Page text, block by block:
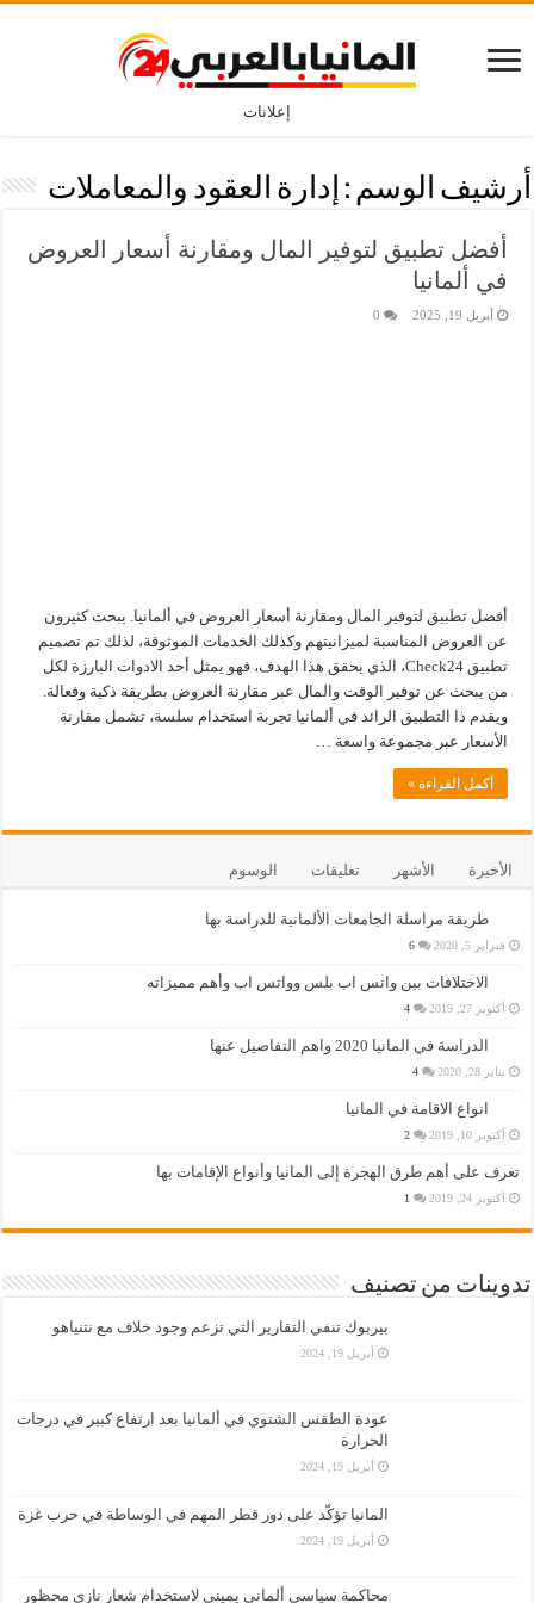
إعلانات
أرشيف الوسم : إدارة العقود والمعاملات
أفضل تطبيق لتوفير المال ومقارنة أسعار العروض
في ألمانيا
أبريل 19, 2025 0
أفضل تطبيق لتوفير المال ومقارنة أسعار العروض في ألمانيا. يبحث كثيرون
عن العروض المناسبة لميزانيتهم وكذلك الخدمات الموثوقة، لذلك تم تصميم
تطبيق Check24، الذي يحقق هذا الهدف، فهو يمثل أحد الادوات البارزة لكل
من يبحث عن توفير الوقت والمال عبر مقارنة العروض بطريقة ذكية وفعالة.
ويقدم ذا التطبيق الرائد في ألمانيا تجربة استخدام سلسة، تشمل مقارنة
الأسعار عبر مجموعة واسعة …
أكمل القراءة »
الأخيرة الأشهر تعليقات الوسوم
طريقة مراسلة الجامعات الألمانية للدراسة بها
فبراير 5, 2020 6
الاختلافات بين واتس اب بلس وواتس اب وأهم مميزاته
أكتوبر 27, 2019 4
الدراسة في المانيا 2020 واهم التفاصيل عنها
يناير 28, 2020 4
انواع الاقامة في المانيا
أكتوبر 10, 2019 2
تعرف على أهم طرق الهجرة إلى المانيا وأنواع الإقامات بها
أكتوبر 24, 2019 1
تدوينات من تصنيف
بيربوك تنفي التقارير التي تزعم وجود خلاف مع نتنياهو
أبريل 19, 2024
عودة الطقس الشتوي في ألمانيا بعد ارتفاع كبير في درجات
الحرارة
أبريل 19, 2024
المانيا تؤكّد على دور قطر المهم في الوساطة في حرب غزة
أبريل 19, 2024
محاكمة سياسي ألماني يميني لاستخدام شعار نازي محظور